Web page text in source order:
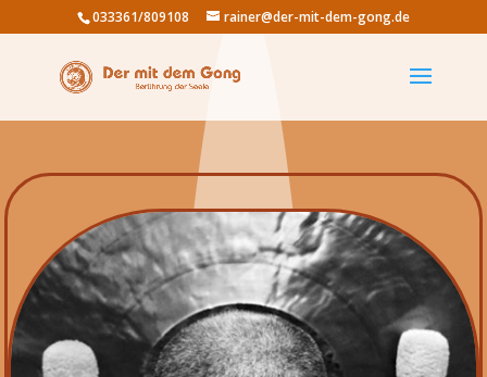
033361/809108 rainer@der-mit-dem-gong.de